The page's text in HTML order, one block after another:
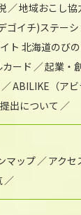
地域おこし協
ゴイチ)ステー
ト 北海道のび
ード 起業・
ABILIKE（アビ
出について
マップ アクセ